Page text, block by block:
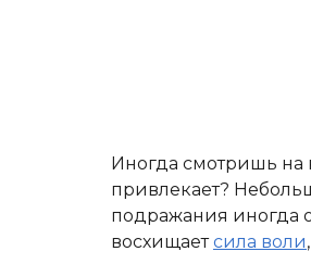
Иногда смотришь на
привлекает?
подражания иногда
восхищаетсила воли